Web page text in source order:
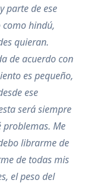
parte de ese
hindú,
quieran.
de acuerdo con
es pequeño,
ese
será siempre
Me
librarme de
de todas mis
el peso del